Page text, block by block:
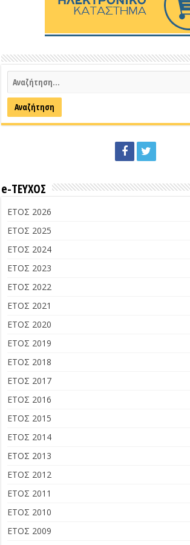
e-ΤΕΥΧΟΣ
ΕΤΟΣ 2026
ΕΤΟΣ 2025
ΕΤΟΣ 2024
ΕΤΟΣ 2023
ΕΤΟΣ 2022
ΕΤΟΣ 2021
ΕΤΟΣ 2020
ΕΤΟΣ 2019
ΕΤΟΣ 2018
ΕΤΟΣ 2017
ΕΤΟΣ 2016
ΕΤΟΣ 2015
ΕΤΟΣ 2014
ΕΤΟΣ 2013
ΕΤΟΣ 2012
ΕΤΟΣ 2011
ΕΤΟΣ 2010
ΕΤΟΣ 2009